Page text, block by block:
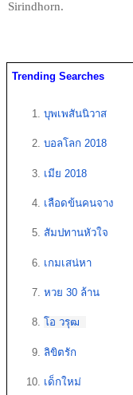
Sirindhorn.
Trending Searches
บุพเพสันนิวาส
บอลโลก 2018
เมีย 2018
เลือดข้นคนจาง
สัมปทานหัวใจ
เกมเสน่หา
หวย 30 ล้าน
โอ วรุฒ
ลิขิตรัก
เด็กใหม่